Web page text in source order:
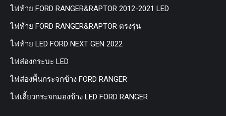
ไฟท้าย FORD RANGER&RAPTOR 2012-2021 LED
ไฟท้าย FORD RANGER&RAPTOR ตรงรุ่น
ไฟท้าย LED FORD NEXT GEN 2022
ไฟส่องกระบะ LED
ไฟส่องพื้นกระจกข้าง FORD RANGER
ไฟเลี้ยวกระจกมองข้าง LED FORD RANGER